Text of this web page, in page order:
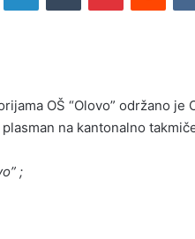
OŠ “Olovo” održano
na kantonalno
;